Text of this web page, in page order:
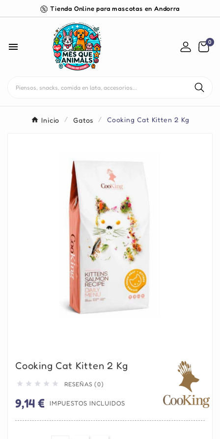
Tienda Online para mascotas en Andorra
 0
Inicio Gatos Cooking Cat Kitten 2 Kg
Cooking Cat Kitten 2 Kg
     RESEÑAS (0)
9,14 € IMPUESTOS INCLUIDOS